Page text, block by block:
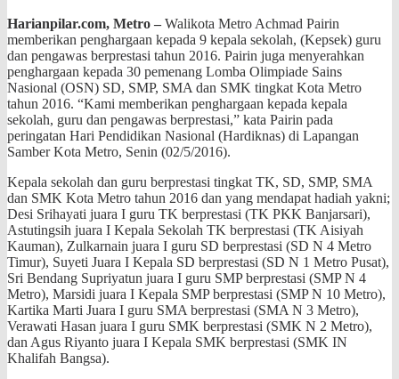
Harianpilar.com, Metro – Walikota Metro Achmad Pairin
memberikan penghargaan kepada 9 kepala sekolah, (Kepsek) guru
dan pengawas berprestasi tahun 2016. Pairin juga menyerahkan
penghargaan kepada 30 pemenang Lomba Olimpiade Sains
Nasional (OSN) SD, SMP, SMA dan SMK tingkat Kota Metro
tahun 2016. “Kami memberikan penghargaan kepada kepala
sekolah, guru dan pengawas berprestasi,” kata Pairin pada
peringatan Hari Pendidikan Nasional (Hardiknas) di Lapangan
Samber Kota Metro, Senin (02/5/2016).
Kepala sekolah dan guru berprestasi tingkat TK, SD, SMP, SMA
dan SMK Kota Metro tahun 2016 dan yang mendapat hadiah yakni;
Desi Srihayati juara I guru TK berprestasi (TK PKK Banjarsari),
Astutingsih juara I Kepala Sekolah TK berprestasi (TK Aisiyah
Kauman), Zulkarnain juara I guru SD berprestasi (SD N 4 Metro
Timur), Suyeti Juara I Kepala SD berprestasi (SD N 1 Metro Pusat),
Sri Bendang Supriyatun juara I guru SMP berprestasi (SMP N 4
Metro), Marsidi juara I Kepala SMP berprestasi (SMP N 10 Metro),
Kartika Marti Juara I guru SMA berprestasi (SMA N 3 Metro),
Verawati Hasan juara I guru SMK berprestasi (SMK N 2 Metro),
dan Agus Riyanto juara I Kepala SMK berprestasi (SMK IN
Khalifah Bangsa).